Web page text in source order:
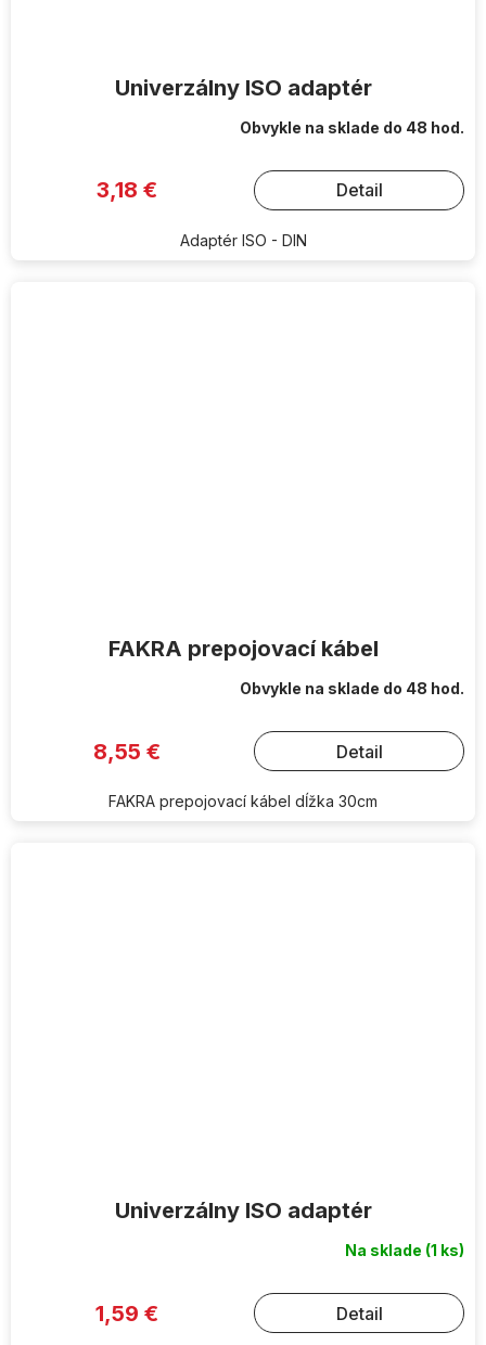
Univerzálny ISO adaptér
Obvykle na sklade do 48 hod.
3,18 € Detail
Adaptér ISO - DIN
FAKRA prepojovací kábel
Obvykle na sklade do 48 hod.
8,55 € Detail
FAKRA prepojovací kábel dĺžka 30cm
Univerzálny ISO adaptér
Na sklade (1 ks)
1,59 € Detail